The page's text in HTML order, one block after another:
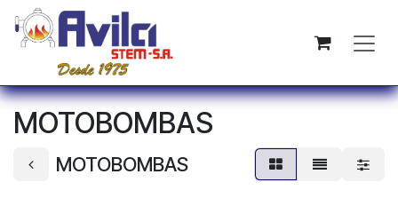
Ir al contenido
MOTOBOMBAS
MOTOBOMBAS